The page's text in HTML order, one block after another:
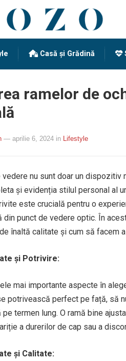
Casă și Grădină
ramelor de
— aprilie 6, 2024 in Lifestyle
vedere nu sunt doar un dispozitiv
și evidenția stilul personal al
este crucială pentru o
din punct de vedere optic. În
înaltă calitate și cum să facem
și Potrivire:
mai importante aspecte în
potrivească perfect pe față, să
termen lung. O ramă bine
a durerilor de cap sau a
și Calitate: